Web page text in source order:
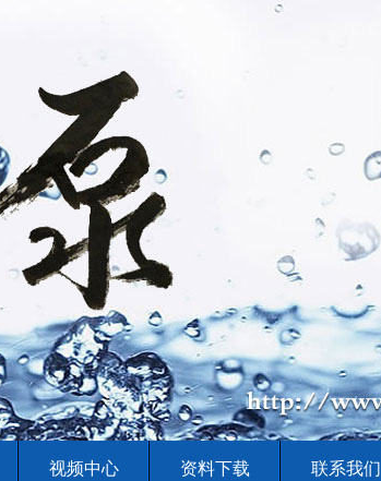
视频中心 资料下载 联系我们